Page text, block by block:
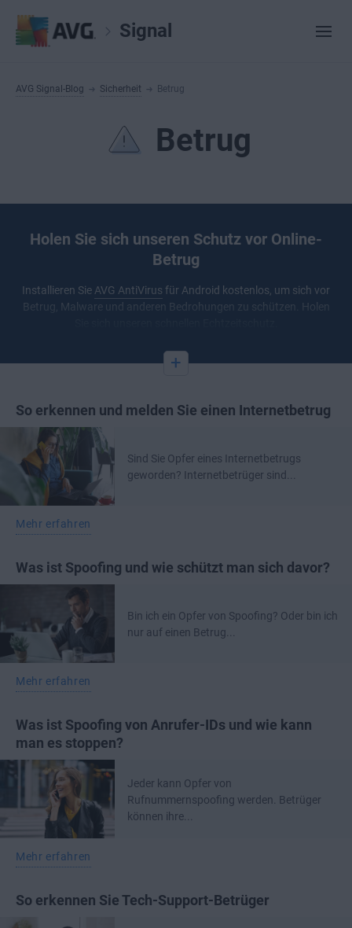
Signal
AVG Signal-Blog Sicherheit Betrug
Betrug
Holen Sie sich unseren Schutz vor Online-
Betrug
Installieren Sie AVG AntiVirus für Android kostenlos, um sich vor
Betrug, Malware und anderen Bedrohungen zu schützen. Holen
+
So erkennen und melden Sie einen Internetbetrug
Sind Sie Opfer eines Internetbetrugs
geworden? Internetbetrüger sind...
Mehr erfahren
Was ist Spoofing und wie schützt man sich davor?
Bin ich ein Opfer von Spoofing? Oder bin ich
nur auf einen Betrug...
Mehr erfahren
Was ist Spoofing von Anrufer-IDs und wie kann
man es stoppen?
Jeder kann Opfer von
Rufnummernspoofing werden. Betrüger
können ihre...
Mehr erfahren
So erkennen Sie Tech-Support-Betrüger